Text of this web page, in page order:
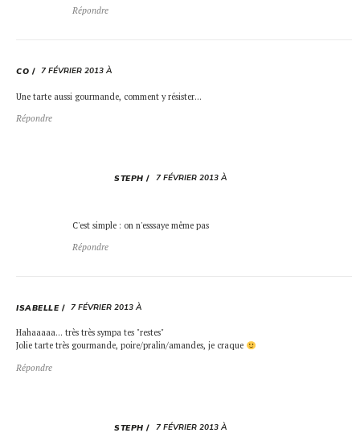
Répondre
CO 7 FÉVRIER 2013 À
Une tarte aussi gourmande, comment y résister…
Répondre
STEPH 7 FÉVRIER 2013 À
C'est simple : on n'esssaye même pas
Répondre
ISABELLE 7 FÉVRIER 2013 À
Hahaaaaa… très très sympa tes "restes"
Jolie tarte très gourmande, poire/pralin/amandes, je craque
Répondre
STEPH 7 FÉVRIER 2013 À